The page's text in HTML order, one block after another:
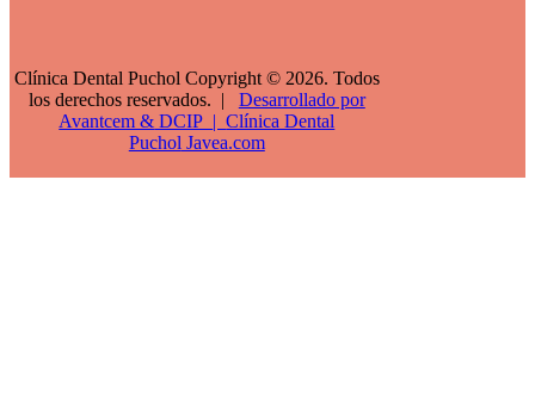
Clínica Dental Puchol Copyright © 2026. Todos
los derechos reservados. | Desarrollado por
Avantcem & DCIP |Clínica Dental
Puchol Javea.com